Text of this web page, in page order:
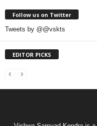
Follow us on Twitter
Tweets by @@vskts
EDITOR PICKS